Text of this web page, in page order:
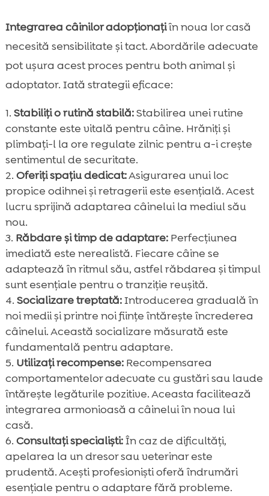
Integrarea câinilor adopționațiîn noua lor casă
necesită sensibilitate și tact. Abordările adecvate
pot ușura acest proces pentru both animal și
adoptator. Iată strategii eficace:
Stabiliți o rutină stabilă:Stabilirea unei rutine
constante este vitală pentru câine. Hrăniți și
plimbați-l la ore regulate zilnic pentru a-i crește
sentimentul de securitate.
Oferiți spațiu dedicat:Asigurarea unui loc
propice odihnei și retragerii este esențială. Acest
lucru sprijină adaptarea câinelui la mediul său
nou.
Răbdare și timp de adaptare:Perfecțiunea
imediată este nerealistă. Fiecare câine se
adaptează în ritmul său, astfel răbdarea și timpul
sunt esențiale pentru o tranziție reușită.
Socializare treptată:Introducerea graduală în
noi medii și printre noi ființe întărește încrederea
câinelui. Această socializare măsurată este
fundamentală pentru adaptare.
Utilizați recompense:Recompensarea
comportamentelor adecvate cu gustări sau laude
întărește legăturile pozitive. Aceasta facilitează
integrarea armonioasă a câinelui în noua lui
casă.
Consultați specialiști:În caz de dificultăți,
apelarea la un dresor sau veterinar este
prudentă. Acești profesioniști oferă îndrumări
esențiale pentru o adaptare fără probleme.